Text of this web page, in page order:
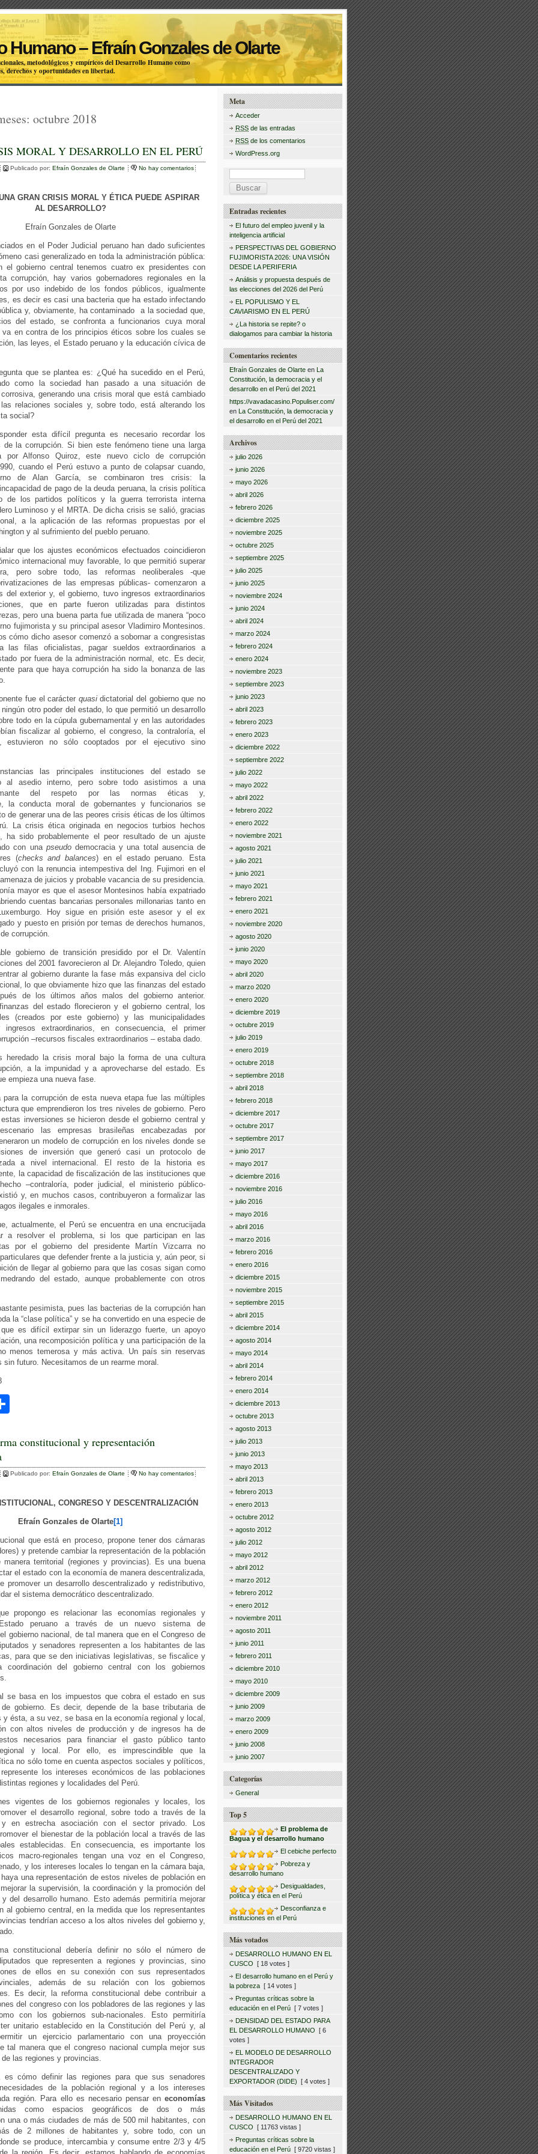
Humano – Efraín Gonzales de Olarte
metodológicos y empíricos del Desarrollo Humano como
derechos y oportunidades en libertad.
octubre 2018
MORAL Y DESARROLLO EN EL PERÚ
Publicado por: Efraín Gonzales de Olarte
No hay comentarios
GRAN CRISIS MORAL Y ÉTICA PUEDE ASPIRAR
AL DESARROLLO?
Efraín Gonzales de Olarte
en el Poder Judicial peruano han dado suficientes
casi generalizado en toda la administración pública:
el gobierno central tenemos cuatro ex presidentes con
corrupción, hay varios gobernadores regionales en la
por uso indebido de los fondos públicos, igualmente
es decir es casi una bacteria que ha estado infectando
y, obviamente, ha contaminado a la sociedad que,
del estado, se confronta a funcionarios cuya moral
va en contra de los principios éticos sobre los cuales se
las leyes, el Estado peruano y la educación cívica de
que se plantea es: ¿Qué ha sucedido en el Perú,
como la sociedad han pasado a una situación de
generando una crisis moral que está cambiado
relaciones sociales y, sobre todo, está alterando los
social?
esta difícil pregunta es necesario recordar los
de la corrupción. Si bien este fenómeno tiene una larga
por Alfonso Quiroz, este nuevo ciclo de corrupción
cuando el Perú estuvo a punto de colapsar cuando,
de Alan García, se combinaron tres crisis: la
de pago de la deuda peruana, la crisis política
de los partidos políticos y la guerra terrorista interna
Luminoso y el MRTA. De dicha crisis se salió, gracias
a la aplicación de las reformas propuestas por el
y al sufrimiento del pueblo peruano.
que los ajustes económicos efectuados coincidieron
internacional muy favorable, lo que permitió superar
pero sobre todo, las reformas neoliberales -que
de las empresas públicas- comenzaron a
del exterior y, el gobierno, tuvo ingresos extraordinarios
que en parte fueron utilizadas para distintos
pero una buena parta fue utilizada de manera “poco
fujimorista y su principal asesor Vladimiro Montesinos.
cómo dicho asesor comenzó a sobornar a congresistas
las filas oficialistas, pagar sueldos extraordinarios a
por fuera de la administración normal, etc. Es decir,
para que haya corrupción ha sido la bonanza de las
fue el carácter quasidictatorial del gobierno que no
otro poder del estado, lo que permitió un desarrollo
todo en la cúpula gubernamental y en las autoridades
fiscalizar al gobierno, el congreso, la contraloría, el
estuvieron no sólo cooptados por el ejecutivo sino
las principales instituciones del estado se
al asedio interno, pero sobre todo asistimos a una
del respeto por las normas éticas y,
la conducta moral de gobernantes y funcionarios se
de generar una de las peores crisis éticas de los últimos
La crisis ética originada en negocios turbios hechos
ha sido probablemente el peor resultado de un ajuste
con una pseudodemocracia y una total ausencia de
(checks and balances) en el estado peruano. Esta
con la renuncia intempestiva del Ing. Fujimori en el
de juicios y probable vacancia de su presidencia.
mayor es que el asesor Montesinos había expatriado
cuentas bancarias personales millonarias tanto en
Hoy sigue en prisión este asesor y el ex
y puesto en prisión por temas de derechos humanos,
corrupción.
gobierno de transición presidido por el Dr. Valentín
del 2001 favorecieron al Dr. Alejandro Toledo, quien
al gobierno durante la fase más expansiva del ciclo
lo que obviamente hizo que las finanzas del estado
de los últimos años malos del gobierno anterior.
del estado florecieron y el gobierno central, los
(creados por este gobierno) y las municipalidades
extraordinarios, en consecuencia, el primer
–recursos fiscales extraordinarios – estaba dado.
heredado la crisis moral bajo la forma de una cultura
a la impunidad y a aprovecharse del estado. Es
empieza una nueva fase.
para la corrupción de esta nueva etapa fue las múltiples
que emprendieron los tres niveles de gobierno. Pero
inversiones se hicieron desde el gobierno central y
las empresas brasileñas encabezadas por
un modelo de corrupción en los niveles donde se
de inversión que generó casi un protocolo de
a nivel internacional. El resto de la historia es
la capacidad de fiscalización de las instituciones que
–contraloría, poder judicial, el ministerio público-
y, en muchos casos, contribuyeron a formalizar las
ilegales e inmorales.
actualmente, el Perú se encuentra en una encrucijada
a resolver el problema, si los que participan en las
por el gobierno del presidente Martín Vizcarra no
que defender frente a la justicia y, aún peor, si
de llegar al gobierno para que las cosas sigan como
del estado, aunque probablemente con otros
pesimista, pues las bacterias de la corrupción han
la “clase política” y se ha convertido en una especie de
que es difícil extirpar sin un liderazgo fuerte, un apoyo
una recomposición política y una participación de la
menos temerosa y más activa. Un país sin reservas
sin futuro. Necesitamos de un rearme moral.
m
p
ar
tir
constitucional y representación
Publicado por: Efraín Gonzales de Olarte
No hay comentarios
CONGRESO Y DESCENTRALIZACIÓN
Efraín Gonzales de Olarte[1]
que está en proceso, propone tener dos cámaras
y pretende cambiar la representación de la población
territorial (regiones y provincias). Es una buena
el estado con la economía de manera descentralizada,
promover un desarrollo descentralizado y redistributivo,
el sistema democrático descentralizado.
propongo es relacionar las economías regionales y
peruano a través de un nuevo sistema de
gobierno nacional, de tal manera que en el Congreso de
y senadores representen a los habitantes de las
para que se den iniciativas legislativas, se fiscalice y
coordinación del gobierno central con los gobiernos
se basa en los impuestos que cobra el estado en sus
gobierno. Es decir, depende de la base tributaria de
y ésta, a su vez, se basa en la economía regional y local,
con altos niveles de producción y de ingresos ha de
necesarios para financiar el gasto público tanto
y local. Por ello, es imprescindible que la
no sólo tome en cuenta aspectos sociales y políticos,
los intereses económicos de las poblaciones
regiones y localidades del Perú.
vigentes de los gobiernos regionales y locales, los
el desarrollo regional, sobre todo a través de la
y en estrecha asociación con el sector privado. Los
el bienestar de la población local a través de las
establecidas. En consecuencia, es importante los
macro-regionales tengan una voz en el Congreso,
y los intereses locales lo tengan en la cámara baja,
una representación de estos niveles de población en
la supervisión, la coordinación y la promoción del
y del desarrollo humano. Esto además permitiría mejorar
al gobierno central, en la medida que los representantes
tendrían acceso a los altos niveles del gobierno y,
constitucional debería definir no sólo el número de
que representen a regiones y provincias, sino
de ellos en su conexión con sus representados
además de su relación con los gobiernos
Es decir, la reforma constitucional debe contribuir a
del congreso con los pobladores de las regiones y las
con los gobiernos sub-nacionales. Esto permitiría
unitario establecido en la Constitución del Perú y, al
un ejercicio parlamentario con una proyección
tal manera que el congreso nacional cumpla mejor sus
las regiones y provincias.
es cómo definir las regiones para que sus senadores
de la población regional y a los intereses
región. Para ello es necesario pensar en economías
como espacios geográficos de dos o más
una o más ciudades de más de 500 mil habitantes, con
de 2 millones de habitantes y, sobre todo, con un
se produce, intercambia y consume entre 2/3 y 4/5
Meta
Acceder
RSS de las entradas
RSS de los comentarios
WordPress.org
B
u
s
c
r
Entradas recientes
El futuro del empleo juvenil y la
inteligencia artificial
PERSPECTIVAS DEL GOBIERNO
FUJIMORISTA 2026: UNA VISIÓN
DESDE LA PERIFERIA
Análisis y propuesta después de
las elecciones del 2026 del Perú
EL POPULISMO Y EL
CAVIARISMO EN EL PERÚ
¿La historia se repite? o
dialogamos para cambiar la historia
Comentarios recientes
Efraín Gonzales de Olarte en La
Constitución, la democracia y el
desarrollo en el Perú del 2021
https://vavadacasino.Populiser.com/
en La Constitución, la democracia y
el desarrollo en el Perú del 2021
Archivos
julio 2026
junio 2026
mayo 2026
abril 2026
febrero 2026
diciembre 2025
noviembre 2025
octubre 2025
septiembre 2025
julio 2025
junio 2025
noviembre 2024
junio 2024
abril 2024
marzo 2024
febrero 2024
enero 2024
noviembre 2023
septiembre 2023
junio 2023
abril 2023
febrero 2023
enero 2023
diciembre 2022
septiembre 2022
julio 2022
mayo 2022
abril 2022
febrero 2022
enero 2022
noviembre 2021
agosto 2021
julio 2021
junio 2021
mayo 2021
febrero 2021
enero 2021
noviembre 2020
agosto 2020
junio 2020
mayo 2020
abril 2020
marzo 2020
enero 2020
diciembre 2019
octubre 2019
julio 2019
enero 2019
octubre 2018
septiembre 2018
abril 2018
febrero 2018
diciembre 2017
octubre 2017
septiembre 2017
junio 2017
mayo 2017
diciembre 2016
noviembre 2016
julio 2016
mayo 2016
abril 2016
marzo 2016
febrero 2016
enero 2016
diciembre 2015
noviembre 2015
septiembre 2015
abril 2015
diciembre 2014
agosto 2014
mayo 2014
abril 2014
febrero 2014
enero 2014
diciembre 2013
octubre 2013
agosto 2013
julio 2013
junio 2013
mayo 2013
abril 2013
febrero 2013
enero 2013
octubre 2012
agosto 2012
julio 2012
mayo 2012
abril 2012
marzo 2012
febrero 2012
enero 2012
noviembre 2011
agosto 2011
junio 2011
febrero 2011
diciembre 2010
mayo 2010
diciembre 2009
junio 2009
marzo 2009
enero 2009
junio 2008
junio 2007
Categorías
General
Top 5
El problema de
Bagua y el desarrollo humano
El cebiche perfecto
Pobreza y
desarrollo humano
Desigualdades,
política y ética en el Perú
Desconfianza e
instituciones en el Perú
Más votados
DESARROLLO HUMANO EN EL
CUSCO [ 18 votes ]
El desarrollo humano en el Perú y
la pobreza [ 14 votes ]
Preguntas críticas sobre la
educación en el Perú [ 7 votes ]
DENSIDAD DEL ESTADO PARA
EL DESARROLLO HUMANO [ 6
votes ]
EL MODELO DE DESARROLLO
INTEGRADOR
DESCENTRALIZADO Y
EXPORTADOR (DIDE) [ 4 votes ]
Más Visitados
DESARROLLO HUMANO EN EL
CUSCO [ 11763 vistas ]
Preguntas críticas sobre la
educación en el Perú [ 9720 vistas ]